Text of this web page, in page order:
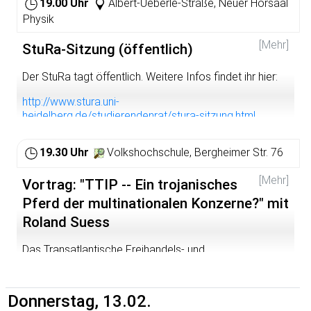
19.00 Uhr
Albert-Ueberle-Straße, Neuer Hörsaal
Physik
[Mehr]
StuRa-Sitzung (öffentlich)
Der StuRa tagt öffentlich. Weitere Infos findet ihr hier:
http://www.stura.uni-
heidelberg.de/studierendenrat/stura-sitzung.html
19.30 Uhr Volkshochschule, Bergheimer Str. 76
[Mehr]
Vortrag: "TTIP -- Ein trojanisches
Pferd der multinationalen Konzerne?" mit
Roland Suess
Das Transatlantische Freihandels- und
Ein trojanisches Pferd der multinationalen
Donnerstag, 13.02.